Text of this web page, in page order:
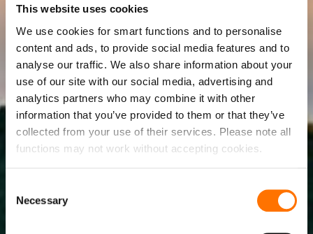
This website uses cookies
We use cookies for smart functions and to personalise
content and ads, to provide social media features and to
analyse our traffic. We also share information about your
use of our site with our social media, advertising and
analytics partners who may combine it with other
information that you’ve provided to them or that they’ve
collected from your use of their services. Please note all
functions may not work without accepting cookies.
Selection
Necessary